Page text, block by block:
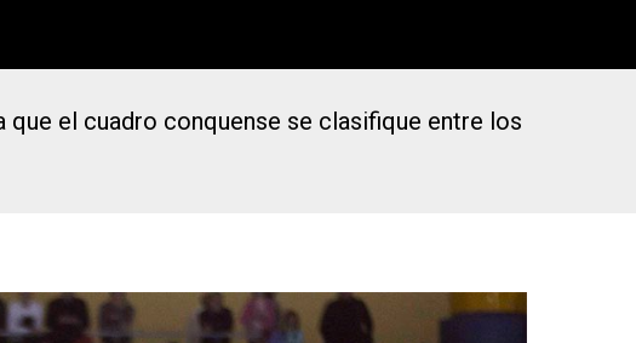
el cuadro conquense se clasifique entre los